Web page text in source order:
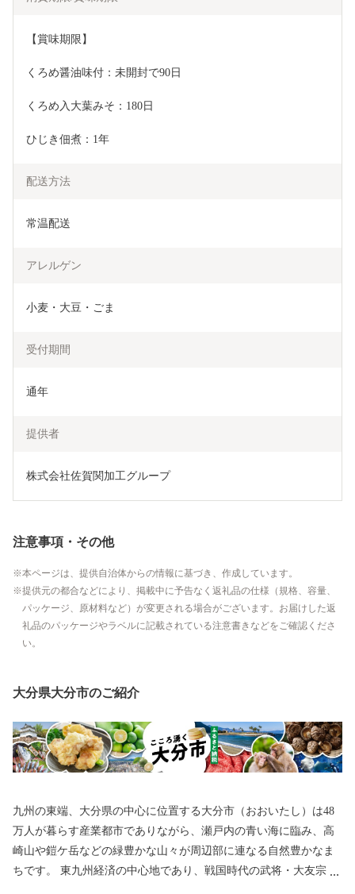
【賞味期限】
くろめ醤油味付：未開封で90日
くろめ入大葉みそ：180日
ひじき佃煮：1年
配送方法
常温配送
アレルゲン
小麦・大豆・ごま
受付期間
通年
提供者
株式会社佐賀関加工グループ
注意事項・その他
本ページは、提供自治体からの情報に基づき、作成しています。
提供元の都合などにより、掲載中に予告なく返礼品の仕様（規格、容量、
パッケージ、原材料など）が変更される場合がございます。お届けした返
礼品のパッケージやラベルに記載されている注意書きなどをご確認くださ
い。
大分県大分市のご紹介
九州の東端、大分県の中心に位置する大分市（おおいたし）は48
万人が暮らす産業都市でありながら、瀬戸内の青い海に臨み、高
崎山や鎧ケ岳などの緑豊かな山々が周辺部に連なる自然豊かなま
ちです。 東九州経済の中心地であり、戦国時代の武将・大友宗麟